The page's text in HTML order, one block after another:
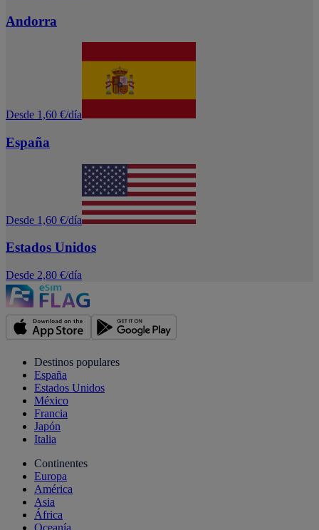
Andorra
Desde 1,60 €/día
España
Desde 1,60 €/día
Estados Unidos
Desde 2,80 €/día
Destinos populares
España
Estados Unidos
México
Francia
Japón
Italia
Continentes
Europa
América
Asia
África